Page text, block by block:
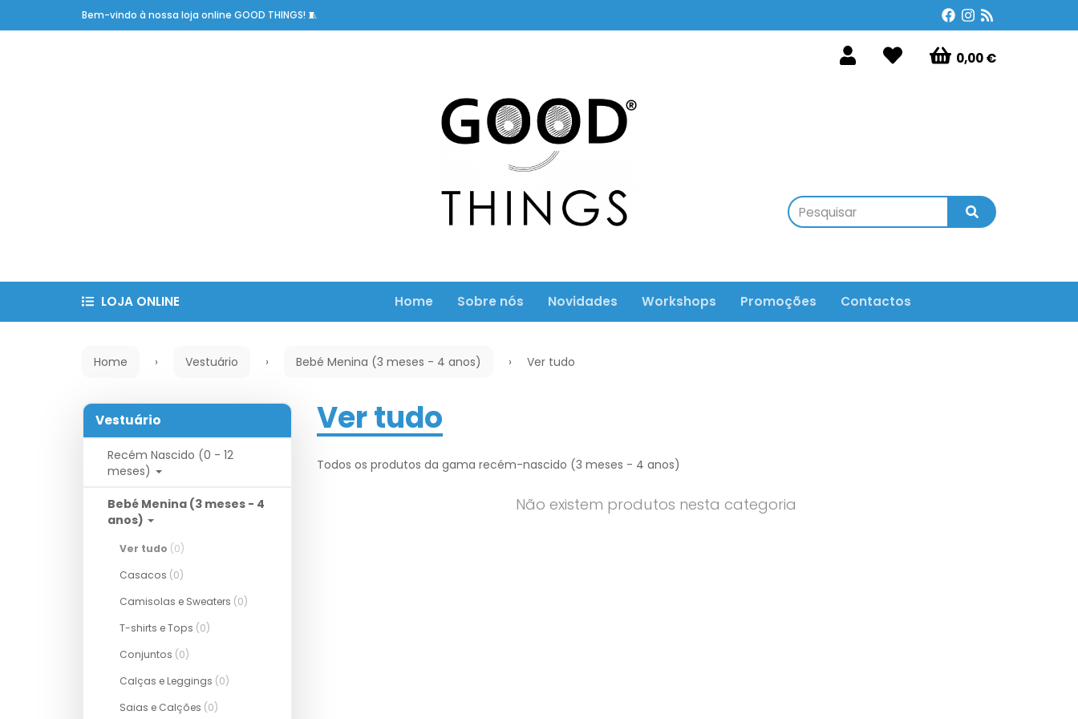
Bem-vindo à nossa loja online GOOD THINGS! 🧵
0,00 €
Home Sobre nós Novidades Workshops Promoções Contactos
LOJA ONLINE
Home Vestuário Bebé Menina (3 meses - 4 anos) Ver tudo
Vestuário
Recém Nascido (0 - 12
meses)
Bebé Menina (3 meses - 4
anos)
Ver tudo (0)
Casacos (0)
Camisolas e Sweaters (0)
T-shirts e Tops (0)
Conjuntos (0)
Calças e Leggings (0)
Saias e Calções (0)
Ver tudo
Todos os produtos da gama recém-nascido (3 meses - 4 anos)
Não existem produtos nesta categoria